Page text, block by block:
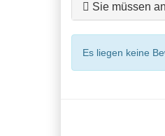
Sie müssen
Es liegen keine